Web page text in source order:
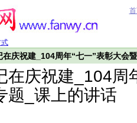
式
在庆祝建_104周年“七一”表彰大会
在庆祝建_104周
题_课上的讲话